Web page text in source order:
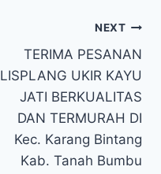
NEXT
TERIMA PESANAN
LISPLANG UKIR KAYU
JATI BERKUALITAS
DAN TERMURAH DI
Kec. Karang Bintang
Kab. Tanah Bumbu